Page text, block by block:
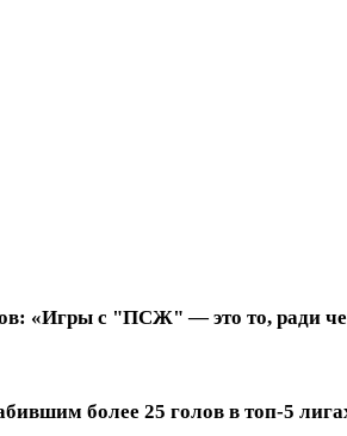
«Игры с "ПСЖ" — это то, ради
более 25 голов в топ-5